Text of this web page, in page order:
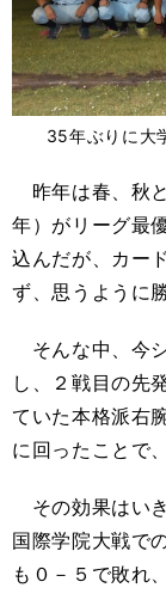
35年ぶりに大
昨年は春、秋
年）がリーグ最
込んだが、カー
ず、思うように
そんな中、今
し、２戦目の先
ていた本格派右
に回ったことで
その効果はい
国際学院大戦で
も０－５で敗れ